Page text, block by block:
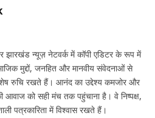
झारखंड न्यूज़ नेटवर्क में कॉपी एडिटर के रूप में
मुद्दों, जनहित और मानवीय संवेदनाओं से
रुचि रखते हैं। आनंद का उद्देश्य कमजोर और
आवाज को सही मंच तक पहुंचाना है। वे निष्पक्ष,
पत्रकारिता में विश्वास रखते हैं।